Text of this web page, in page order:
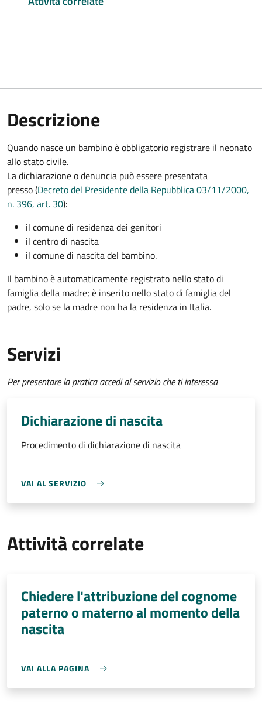
Descrizione
Quando nasce un bambino è obbligatorio registrare il neonato
allo stato civile.
La dichiarazione o denuncia può essere presentata
presso (Decreto del Presidente della Repubblica 03/11/2000,
n. 396, art. 30):
il comune di residenza dei genitori
il centro di nascita
il comune di nascita del bambino.
Il bambino è automaticamente registrato nello stato di
famiglia della madre; è inserito nello stato di famiglia del
padre, solo se la madre non ha la residenza in Italia.
Servizi
Per presentare la pratica accedi al servizio che ti interessa
Dichiarazione di nascita
Procedimento di dichiarazione di nascita
VAI AL SERVIZIO
Attività correlate
Chiedere l'attribuzione del cognome
paterno o materno al momento della
nascita
VAI ALLA PAGINA